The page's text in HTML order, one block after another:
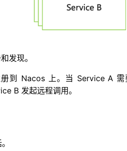
发现。
到 Nacos 上。当 Service A 需
B 发起远程调用。